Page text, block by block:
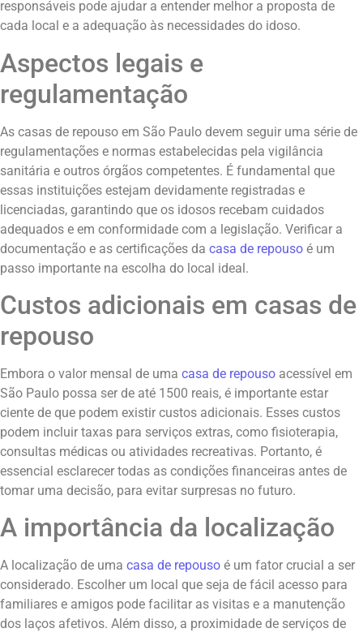
responsáveis pode ajudar a entender melhor a proposta de
cada local e a adequação às necessidades do idoso.
Aspectos legais e
regulamentação
As casas de repouso em São Paulo devem seguir uma série de
regulamentações e normas estabelecidas pela vigilância
sanitária e outros órgãos competentes. É fundamental que
essas instituições estejam devidamente registradas e
licenciadas, garantindo que os idosos recebam cuidados
adequados e em conformidade com a legislação. Verificar a
documentação e as certificações da casa de repouso é um
passo importante na escolha do local ideal.
Custos adicionais em casas de
repouso
Embora o valor mensal de uma casa de repouso acessível em
São Paulo possa ser de até 1500 reais, é importante estar
ciente de que podem existir custos adicionais. Esses custos
podem incluir taxas para serviços extras, como fisioterapia,
consultas médicas ou atividades recreativas. Portanto, é
essencial esclarecer todas as condições financeiras antes de
tomar uma decisão, para evitar surpresas no futuro.
A importância da localização
A localização de uma casa de repouso é um fator crucial a ser
considerado. Escolher um local que seja de fácil acesso para
familiares e amigos pode facilitar as visitas e a manutenção
dos laços afetivos. Além disso, a proximidade de serviços de